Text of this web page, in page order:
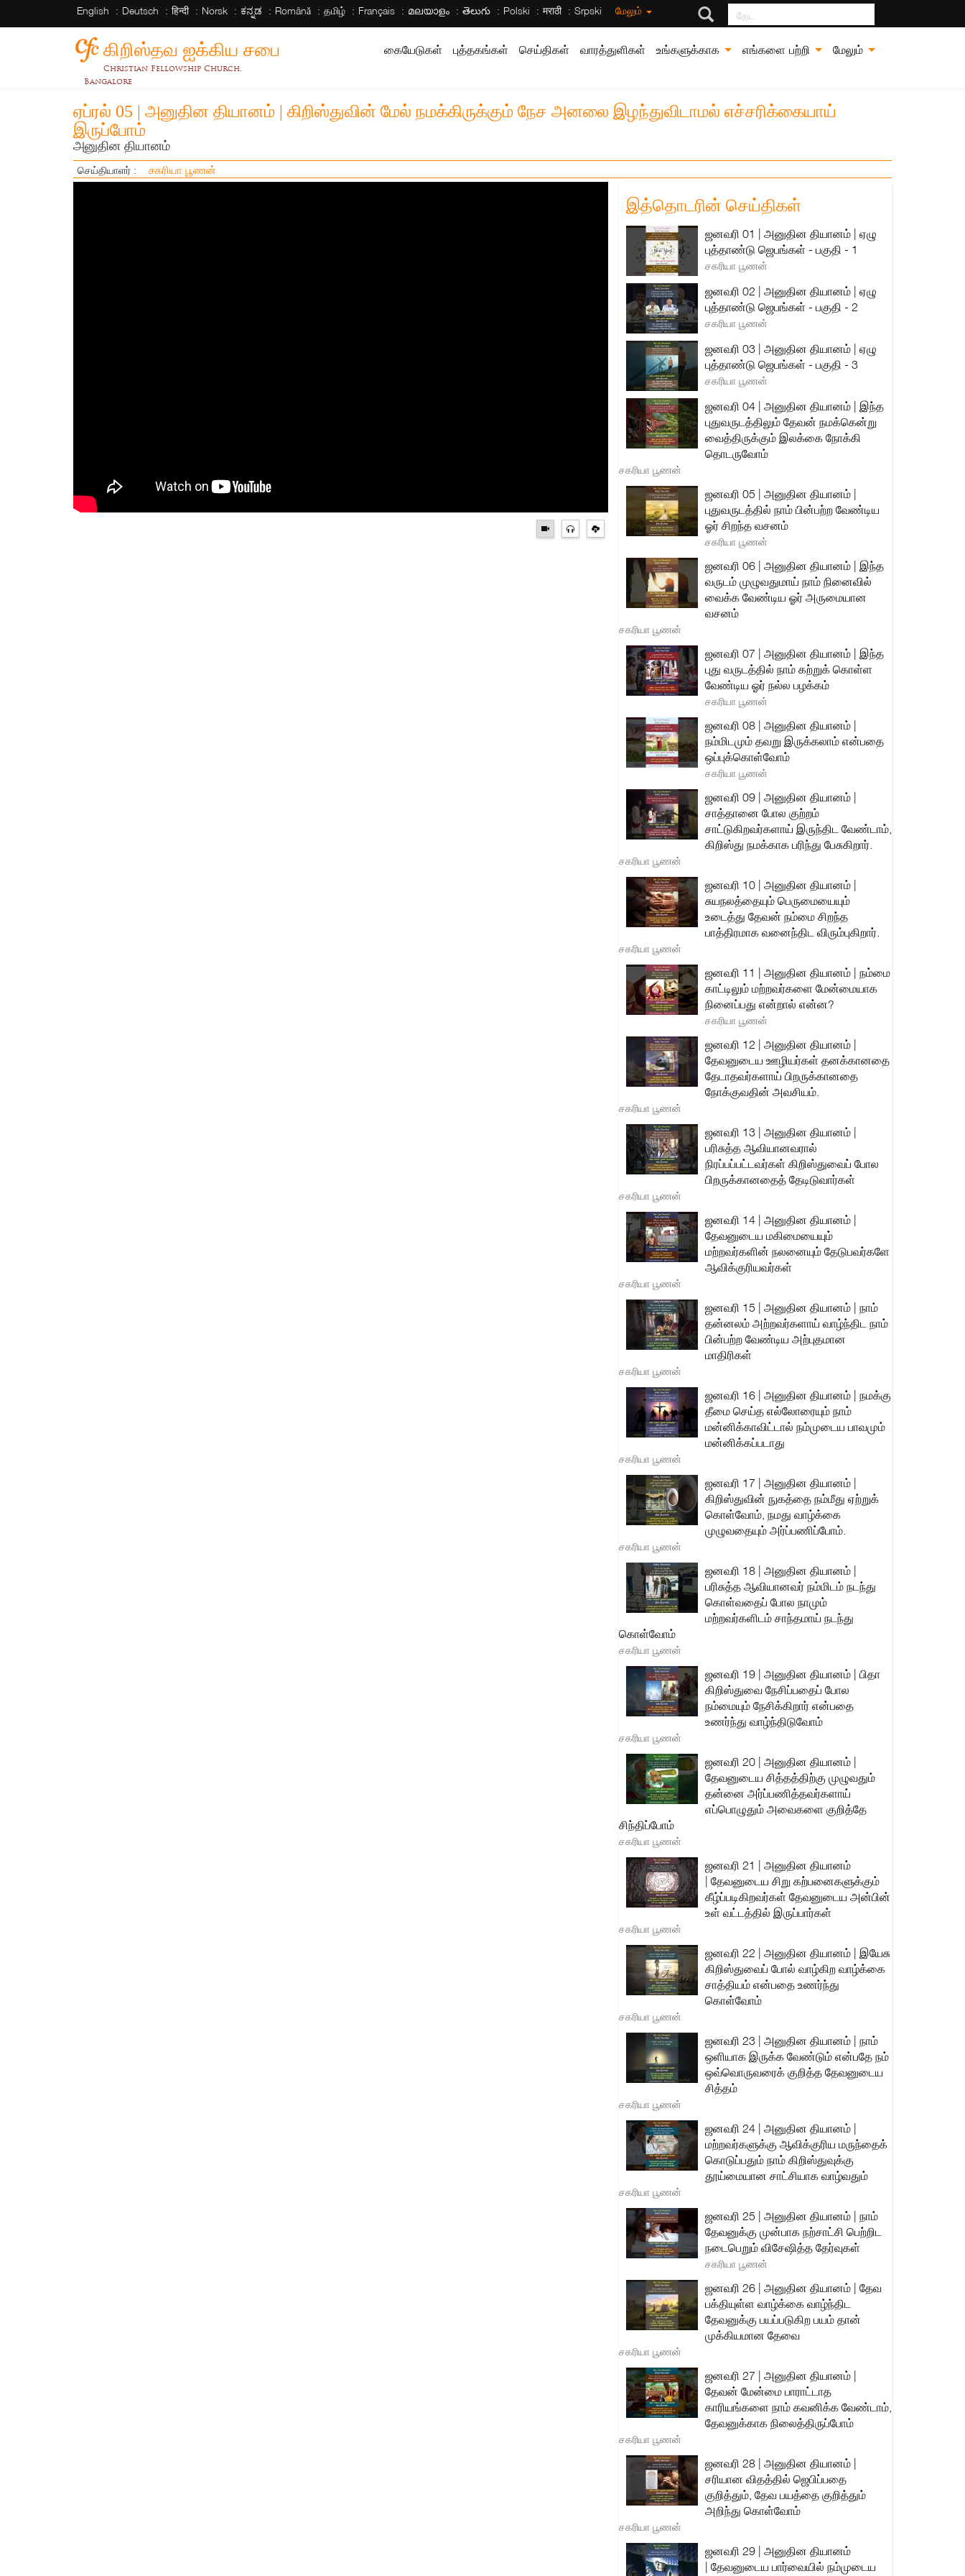
English Deutsch हिन्दी Norsk ಕನ್ನಡ Română தமிழ் Français മലയാളം తెలుగు Polski मराठी Srpski மேலும் தேட
கிறிஸ்தவ ஐக்கிய சபை
Christian Fellowship Church,
Bangalore
கையேடுகள் புத்தகங்கள் செய்திகள் வாரத்துளிகள் உங்களுக்காக எங்களை பற்றி மேலும்
ஏப்ரல் 05 | அனுதின தியானம் | கிறிஸ்துவின் மேல் நமக்கிருக்கும் நேச அனலை இழந்துவிடாமல் எச்சரிக்கையாய்
இருப்போம்
அனுதின தியானம்
செய்தியாளர் : சகரியா பூணன்
இத்தொடரின் செய்திகள்
ஜனவரி 01 | அனுதின தியானம் | ஏழு
புத்தாண்டு ஜெபங்கள் - பகுதி - 1
சகரியா பூணன்
ஜனவரி 02 | அனுதின தியானம் | ஏழு
புத்தாண்டு ஜெபங்கள் - பகுதி - 2
சகரியா பூணன்
ஜனவரி 03 | அனுதின தியானம் | ஏழு
புத்தாண்டு ஜெபங்கள் - பகுதி - 3
சகரியா பூணன்
ஜனவரி 04 | அனுதின தியானம் | இந்த
புதுவருடத்திலும் தேவன் நமக்கென்று
வைத்திருக்கும் இலக்கை நோக்கி
தொடருவோம்
சகரியா பூணன்
ஜனவரி 05 | அனுதின தியானம் |
புதுவருடத்தில் நாம் பின்பற்ற வேண்டிய
ஓர் சிறந்த வசனம்
சகரியா பூணன்
ஜனவரி 06 | அனுதின தியானம் | இந்த
வருடம் முழுவதுமாய் நாம் நினைவில்
வைக்க வேண்டிய ஓர் அருமையான
வசனம்
சகரியா பூணன்
ஜனவரி 07 | அனுதின தியானம் | இந்த
புது வருடத்தில் நாம் கற்றுக் கொள்ள
வேண்டிய ஓர் நல்ல பழக்கம்
சகரியா பூணன்
ஜனவரி 08 | அனுதின தியானம் |
நம்மிடமும் தவறு இருக்கலாம் என்பதை
ஒப்புக்கொள்வோம்
சகரியா பூணன்
ஜனவரி 09 | அனுதின தியானம் |
சாத்தானை போல குற்றம்
சாட்டுகிறவர்களாய் இருந்திட வேண்டாம்,
கிறிஸ்து நமக்காக பரிந்து பேசுகிறார்.
சகரியா பூணன்
ஜனவரி 10 | அனுதின தியானம் |
சுயநலத்தையும் பெருமையையும்
உடைத்து தேவன் நம்மை சிறந்த
பாத்திரமாக வனைந்திட விரும்புகிறார்.
சகரியா பூணன்
ஜனவரி 11 | அனுதின தியானம் | நம்மை
காட்டிலும் மற்றவர்களை மேன்மையாக
நினைப்பது என்றால் என்ன?
சகரியா பூணன்
ஜனவரி 12 | அனுதின தியானம் |
தேவனுடைய ஊழியர்கள் தனக்கானதை
தேடாதவர்களாய் பிறருக்கானதை
நோக்குவதின் அவசியம்.
சகரியா பூணன்
ஜனவரி 13 | அனுதின தியானம் |
பரிசுத்த ஆவியானவரால்
நிரப்பப்பட்டவர்கள் கிறிஸ்துவைப் போல
பிறருக்கானதைத் தேடிடுவார்கள்
சகரியா பூணன்
ஜனவரி 14 | அனுதின தியானம் |
தேவனுடைய மகிமையையும்
மற்றவர்களின் நலனையும் தேடுபவர்களே
ஆவிக்குரியவர்கள்
சகரியா பூணன்
ஜனவரி 15 | அனுதின தியானம் | நாம்
தன்னலம் அற்றவர்களாய் வாழ்ந்திட நாம்
பின்பற்ற வேண்டிய அற்புதமான
மாதிரிகள்
சகரியா பூணன்
ஜனவரி 16 | அனுதின தியானம் | நமக்கு
தீமை செய்த எல்லோரையும் நாம்
மன்னிக்காவிட்டால் நம்முடைய பாவமும்
மன்னிக்கப்படாது
சகரியா பூணன்
ஜனவரி 17 | அனுதின தியானம் |
கிறிஸ்துவின் நுகத்தை நம்மீது ஏற்றுக்
கொள்வோம், நமது வாழ்க்கை
முழுவதையும் அர்ப்பணிப்போம்.
சகரியா பூணன்
ஜனவரி 18 | அனுதின தியானம் |
பரிசுத்த ஆவியானவர் நம்மிடம் நடந்து
கொள்வதைப் போல நாமும்
மற்றவர்களிடம் சாந்தமாய் நடந்து
கொள்வோம்
சகரியா பூணன்
ஜனவரி 19 | அனுதின தியானம் | பிதா
கிறிஸ்துவை நேசிப்பதைப் போல
நம்மையும் நேசிக்கிறார் என்பதை
உணர்ந்து வாழ்ந்திடுவோம்
சகரியா பூணன்
ஜனவரி 20 | அனுதின தியானம் |
தேவனுடைய சித்தத்திற்கு முழுவதும்
தன்னை அர்ப்பணித்தவர்களாய்
எப்பொழுதும் அவைகளை குறித்தே
சிந்திப்போம்
சகரியா பூணன்
ஜனவரி 21 | அனுதின தியானம்
| தேவனுடைய சிறு கற்பனைகளுக்கும்
கீழ்ப்படிகிறவர்கள் தேவனுடைய அன்பின்
உள் வட்டத்தில் இருப்பார்கள்
சகரியா பூணன்
ஜனவரி 22 | அனுதின தியானம் | இயேசு
கிறிஸ்துவைப் போல் வாழ்கிற வாழ்க்கை
சாத்தியம் என்பதை உணர்ந்து
கொள்வோம்
சகரியா பூணன்
ஜனவரி 23 | அனுதின தியானம் | நாம்
ஒளியாக இருக்க வேண்டும் என்பதே நம்
ஒவ்வொருவரைக் குறித்த தேவனுடைய
சித்தம்
சகரியா பூணன்
ஜனவரி 24 | அனுதின தியானம் |
மற்றவர்களுக்கு ஆவிக்குரிய மருந்தைக்
கொடுப்பதும் நாம் கிறிஸ்துவுக்கு
தூய்மையான சாட்சியாக வாழ்வதும்
சகரியா பூணன்
ஜனவரி 25 | அனுதின தியானம் | நாம்
தேவனுக்கு முன்பாக நற்சாட்சி பெற்றிட
நடைபெறும் விசேஷித்த தேர்வுகள்
சகரியா பூணன்
ஜனவரி 26 | அனுதின தியானம் | தேவ
பக்தியுள்ள வாழ்க்கை வாழ்ந்திட
தேவனுக்கு பயப்படுகிற பயம் தான்
முக்கியமான தேவை
சகரியா பூணன்
ஜனவரி 27 | அனுதின தியானம் |
தேவன் மேன்மை பாராட்டாத
காரியங்களை நாம் கவனிக்க வேண்டாம்,
தேவனுக்காக நிலைத்திருப்போம்
சகரியா பூணன்
ஜனவரி 28 | அனுதின தியானம் |
சரியான விதத்தில் ஜெபிப்பதை
குறித்தும், தேவ பயத்தை குறித்தும்
அறிந்து கொள்வோம்
சகரியா பூணன்
ஜனவரி 29 | அனுதின தியானம்
| தேவனுடைய பார்வையில் நம்முடைய